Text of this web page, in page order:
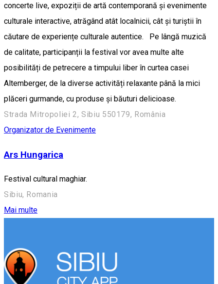
concerte live, expoziții de artă contemporană și evenimente
culturale interactive, atrăgând atât localnicii, cât și turiștii în
căutare de experiențe culturale autentice. Pe lângă muzică
de calitate, participanții la festival vor avea multe alte
posibilități de petrecere a timpului liber în curtea casei
Altemberger, de la diverse activități relaxante până la mici
plăceri gurmande, cu produse și băuturi delicioase.
Strada Mitropoliei 2, Sibiu 550179, România
Organizator de Evenimente
Ars Hungarica
Festival cultural maghiar.
Sibiu, Romania
Mai multe